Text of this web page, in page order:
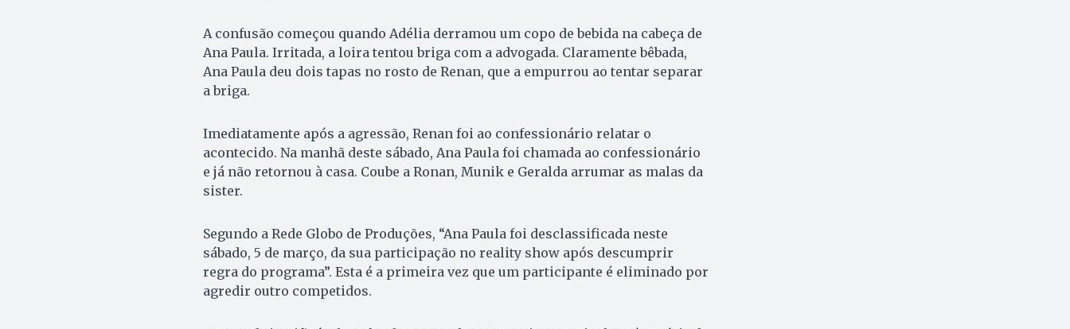
A confusão começou quando Adélia derramou um copo de bebida na cabeça de
Ana Paula. Irritada, a loira tentou briga com a advogada. Claramente bêbada,
Ana Paula deu dois tapas no rosto de Renan, que a empurrou ao tentar separar
a briga.
Imediatamente após a agressão, Renan foi ao confessionário relatar o
acontecido. Na manhã deste sábado, Ana Paula foi chamada ao confessionário
e já não retornou à casa. Coube a Ronan, Munik e Geralda arrumar as malas da
sister.
Segundo a Rede Globo de Produções, “Ana Paula foi desclassificada neste
sábado, 5 de março, da sua participação no reality show após descumprir
regra do programa”. Esta é a primeira vez que um participante é eliminado por
agredir outro competidos.